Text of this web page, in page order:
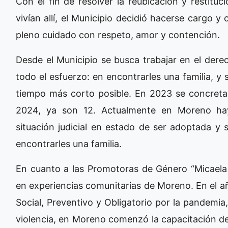
vivían allí, el Municipio decidió hacerse cargo y
pleno cuidado con respeto, amor y contención.
Desde el Municipio se busca trabajar en el
todo el esfuerzo: en encontrarles una familia, y
tiempo más corto posible. En 2023 se
2024, ya son 12. Actualmente en Moreno
situación judicial en estado de ser adoptada y
encontrarles una familia.
En cuanto a las Promotoras de Género
en experiencias comunitarias de Moreno. En el
Social, Preventivo y Obligatorio por la
violencia, en Moreno comenzó la capacitación